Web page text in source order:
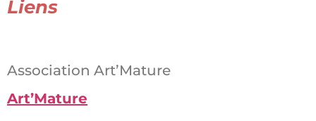
Liens
Association Art’Mature
Art’Mature